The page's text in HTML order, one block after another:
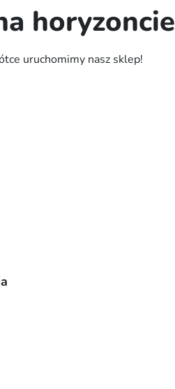
horyzoncie
uruchomimy nasz sklep!